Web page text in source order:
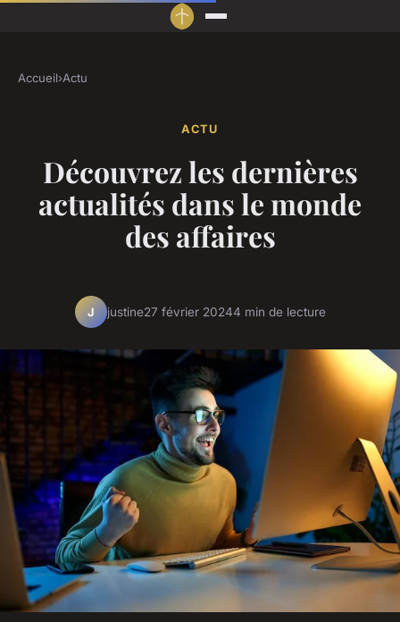
Accueil›Actu
ACTU
Découvrez les dernières
actualités dans le monde
des affaires
J justine27 février 20244 min de lecture